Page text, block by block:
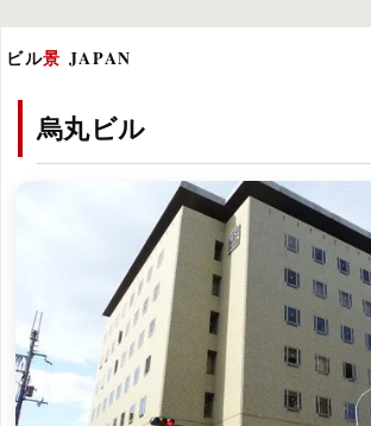
ビル景 JAPAN
烏丸ビル